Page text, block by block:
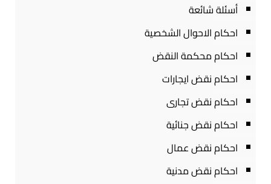
أسئلة شائعة
احكام الاحوال الشخصية
احكام محكمة النقض
احكام نقض ايجارات
احكام نقض تجارى
احكام نقض جنائية
احكام نقض عمال
احكام نقض مدنية